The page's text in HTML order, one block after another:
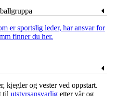
er sportslig leder, har ansvar for
finner du her.
kjegler og vester ved oppstart.
til utstyrsansvarlig etter vår og